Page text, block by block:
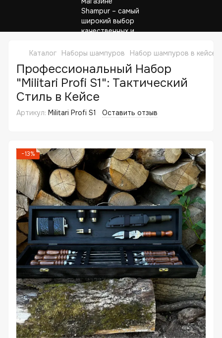
Каталог Наборы шампуров Набор шампуров в кейсе
Профессиональный Набор
"Militari Profi S1": Тактический
Стиль в Кейсе
Артикул: Militari Profi S1 Оставить отзыв
−13%